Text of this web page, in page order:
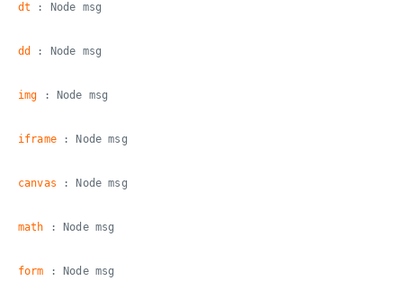
dt : Node msg
dd : Node msg
img : Node msg
iframe: Node msg
canvas : Node msg
math : Node msg
form : Node msg